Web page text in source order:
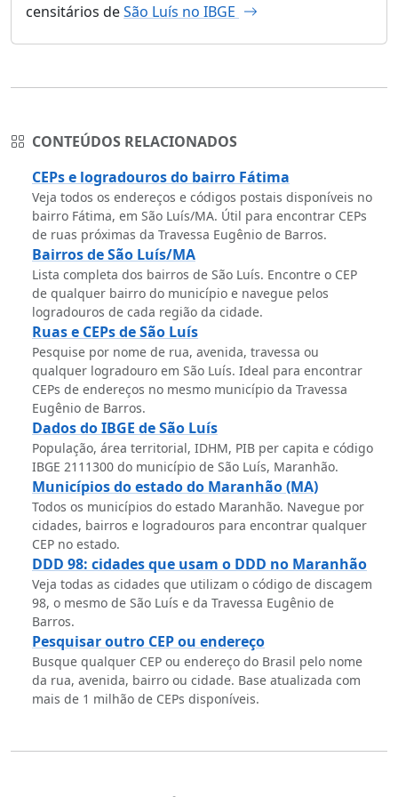
censitários deSão Luís no IBGE
CONTEÚDOS RELACIONADOS
CEPs e logradouros do bairro Fátima
Veja todos os endereços e códigos postais disponíveis no
bairro Fátima, em São Luís/MA. Útil para encontrar CEPs
de ruas próximas da Travessa Eugênio de Barros.
Bairros de São Luís/MA
Lista completa dos bairros de São Luís. Encontre o CEP
de qualquer bairro do município e navegue pelos
logradouros de cada região da cidade.
Ruas e CEPs de São Luís
Pesquise por nome de rua, avenida, travessa ou
qualquer logradouro em São Luís. Ideal para encontrar
CEPs de endereços no mesmo município da Travessa
Eugênio de Barros.
Dados do IBGE de São Luís
População, área territorial, IDHM, PIB per capita e código
IBGE 2111300 do município de São Luís, Maranhão.
Municípios do estado do Maranhão (MA)
Todos os municípios do estado Maranhão. Navegue por
cidades, bairros e logradouros para encontrar qualquer
CEP no estado.
DDD 98: cidades que usam o DDD no Maranhão
Veja todas as cidades que utilizam o código de discagem
98, o mesmo de São Luís e da Travessa Eugênio de
Barros.
Pesquisar outro CEP ou endereço
Busque qualquer CEP ou endereço do Brasil pelo nome
da rua, avenida, bairro ou cidade. Base atualizada com
mais de 1 milhão de CEPs disponíveis.